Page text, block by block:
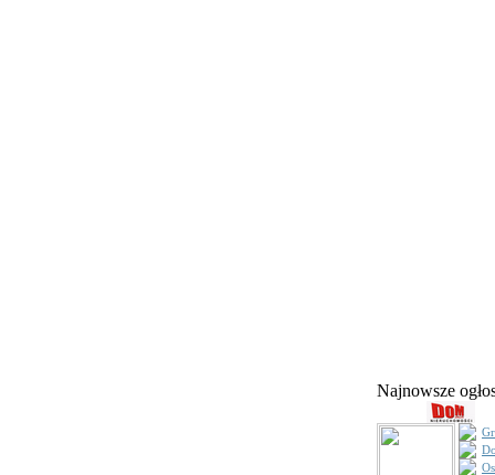
Najnowsze